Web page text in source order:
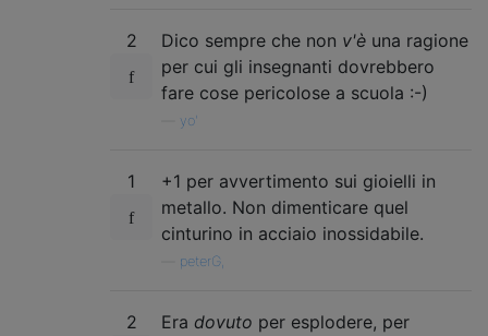
2 Dico sempre che non v'è una ragione
per cui gli insegnanti dovrebbero
fare cose pericolose a scuola :-)
yo'
1
+1 per avvertimento sui gioielli in
metallo. Non dimenticare quel
cinturino in acciaio inossidabile.
peterG,
2 Era dovuto per esplodere, per